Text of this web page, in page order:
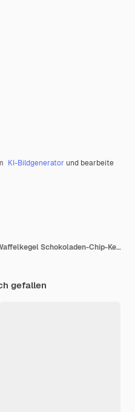
KI-Bildgenerator und bearbeite
Ein köstliches Eis in einem Waffelkegel Schokoladen-Chip-Keks dekadent und lecker
gefallen